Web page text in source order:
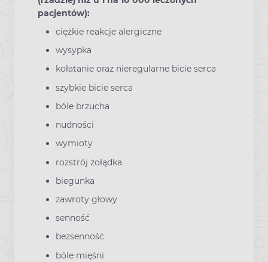
pacjentów):
ciężkie reakcje alergiczne
wysypka
kołatanie oraz nieregularne bicie serca
szybkie bicie serca
bóle brzucha
nudności
wymioty
rozstrój żołądka
biegunka
zawroty głowy
senność
bezsenność
bóle mięśni